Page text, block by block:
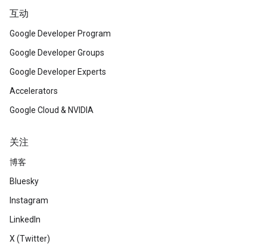
互动
Google Developer Program
Google Developer Groups
Google Developer Experts
Accelerators
Google Cloud & NVIDIA
关注
博客
Bluesky
Instagram
LinkedIn
X (Twitter)